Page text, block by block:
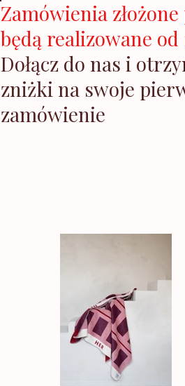
Zamówienia złożone
będą realizowane od
Dołącz do nas i
zniżki na swoje
zamówienie